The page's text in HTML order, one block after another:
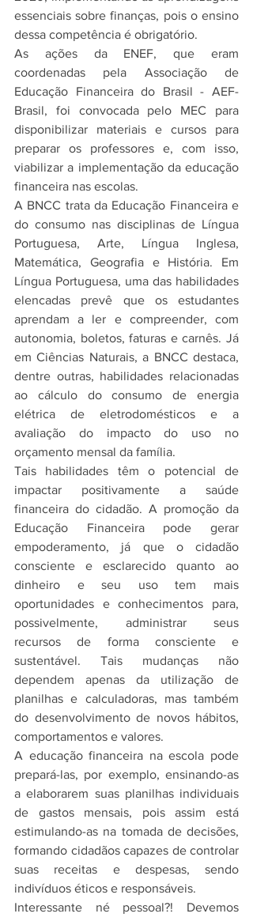
essenciais sobre finanças, pois o ensino
dessa competência é obrigatório.
As ações da ENEF, que eram
coordenadas pela Associação de
Educação Financeira do Brasil - AEF-
Brasil, foi convocada pelo MEC para
disponibilizar materiais e cursos para
preparar os professores e, com isso,
viabilizar a implementação da educação
financeira nas escolas.
A BNCC trata da Educação Financeira e
do consumo nas disciplinas de Língua
Portuguesa, Arte, Língua Inglesa,
Matemática, Geografia e História. Em
Língua Portuguesa, uma das habilidades
elencadas prevê que os estudantes
aprendam a ler e compreender, com
autonomia, boletos, faturas e carnês. Já
em Ciências Naturais, a BNCC destaca,
dentre outras, habilidades relacionadas
ao cálculo do consumo de energia
elétrica de eletrodomésticos e a
avaliação do impacto do uso no
orçamento mensal da família.
Tais habilidades têm o potencial de
impactar positivamente a saúde
financeira do cidadão. A promoção da
Educação Financeira pode gerar
empoderamento, já que o cidadão
consciente e esclarecido quanto ao
dinheiro e seu uso tem mais
oportunidades e conhecimentos para,
possivelmente, administrar seus
recursos de forma consciente e
sustentável. Tais mudanças não
dependem apenas da utilização de
planilhas e calculadoras, mas também
do desenvolvimento de novos hábitos,
comportamentos e valores.
A educação financeira na escola pode
prepará-las, por exemplo, ensinando-as
a elaborarem suas planilhas individuais
de gastos mensais, pois assim está
estimulando-as na tomada de decisões,
formando cidadãos capazes de controlar
suas receitas e despesas, sendo
indivíduos éticos e responsáveis.
Interessante né pessoal?! Devemos